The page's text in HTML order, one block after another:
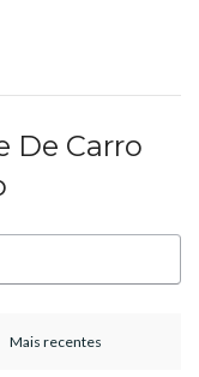
De Carro